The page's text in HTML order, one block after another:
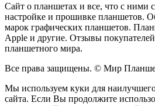
Сайт о планшетах и все, что с ними
настройке и прошивке планшетов.
марок графических планшетов.
Apple и другие. Отзывы
планшетного мира.
Все права защищены. © Мир
Мы используем куки для
сайта. Если Вы продолжите